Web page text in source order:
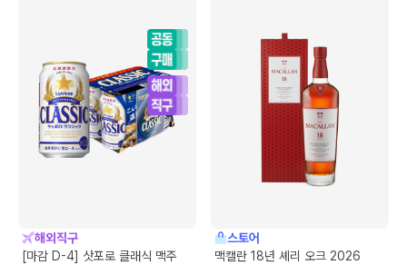
해외직구
[마감 D-4] 삿포로 클래식 맥주
스토어
맥캘란 18년 셰리 오크 2026